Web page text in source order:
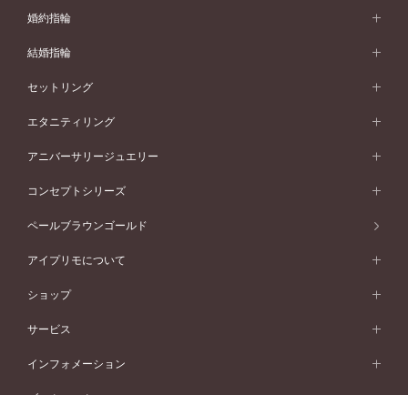
婚約指輪
婚約指輪 (エンゲージリング)
婚約指輪一覧
ピンクゴールド
ペールブラウンゴールド
ウェーブライン
V字ライン
ワンサイドメレ
ダブルサイドメレ
シンプル
フェミニン
モード
50万円台～
40万円台～
30万円台～
婚約指輪 人気ランキング
婚約ネックレス
ダイヤモンドシェイプコレクション
結婚指輪
結婚指輪 (マリッジリング)
結婚指輪一覧
ピンクゴールド
ペールブラウンゴールド
ウェーブライン
V字ライン
ワンメレ
セベラルメレ
シンプル
フェミニン
モード
50万円～
40万円～50万円
セットリング
セットリング
セットリング一覧
ピンクゴールド
ペールブラウンゴールド
エタニティリング
エタニティリング
エタニティリング一覧
ピンクゴールド
ペールブラウンゴールド
アニバーサリージュエリー
アニバーサリージュエリー
アニバーサリージュエリー一覧
ファッションリング
ブレスレット
コンセプトシリーズ
コンセプトシリーズ
オリジンビリーフ
エトワル
スワハ
ペールブラウンゴールド
アイプリモについて
アイプリモについて
パーソナルハンド診断
デザインへのこだわり
ショップ
店舗一覧
北海道
サービス
プロポーズサポート
サービス
インフォメーション